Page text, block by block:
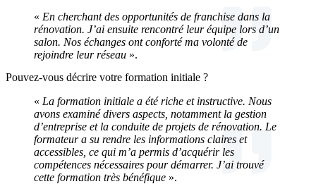
« En cherchant des opportunités de franchise dans la
rénovation. J’ai ensuite rencontré leur équipe lors d’un
salon. Nos échanges ont conforté ma volonté de
rejoindre leur réseau ».
Pouvez-vous décrire votre formation initiale ?
« La formation initiale a été riche et instructive. Nous
avons examiné divers aspects, notamment la gestion
d’entreprise et la conduite de projets de rénovation. Le
formateur a su rendre les informations claires et
accessibles, ce qui m’a permis d’acquérir les
compétences nécessaires pour démarrer. J’ai trouvé
cette formation très bénéfique ».